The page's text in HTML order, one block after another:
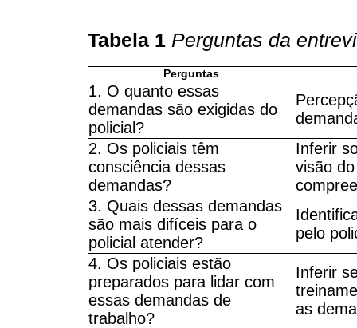
Tabela 1 Perguntas da
Perguntas
1. O quanto essas
demandas são exigidas do
policial?
2. Os policiais têm
consciência dessas
demandas?
Inferir
visão
3. Quais dessas demandas
são mais difíceis para o
policial atender?
pelo
4. Os policiais estão
preparados para lidar com
essas demandas de
trabalho?
Inferir
as